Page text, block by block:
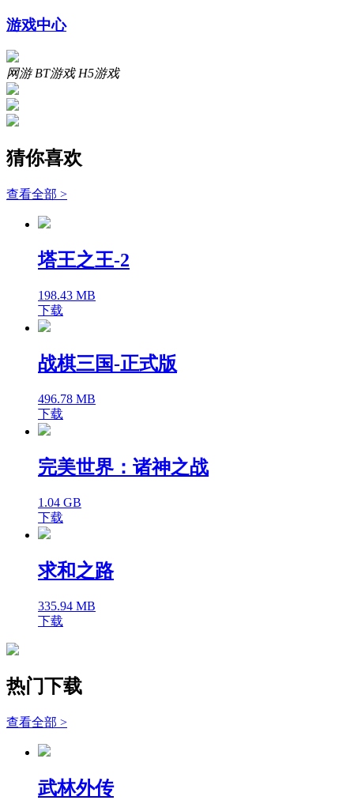
游戏中心
网游 BT游戏 H5游戏
猜你喜欢
查看全部 >
塔王之王-2
198.43 MB
下载
战棋三国-正式版
496.78 MB
下载
完美世界：诸神之战
1.04 GB
下载
求和之路
335.94 MB
下载
热门下载
查看全部 >
武林外传